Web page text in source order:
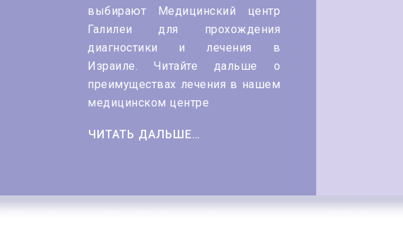
выбирают Медицинский центр
Галилеи для прохождения
диагностики и лечения в
Израиле. Читайте дальше о
преимуществах лечения в нашем
медицинском центре
ЧИТАТЬ ДАЛЬШЕ…